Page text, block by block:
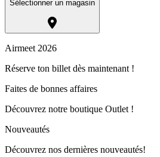
Sélectionner un magasin
Airmeet 2026
Réserve ton billet dès maintenant !
Faites de bonnes affaires
Découvrez notre boutique Outlet !
Nouveautés
Découvrez nos dernières nouveautés!